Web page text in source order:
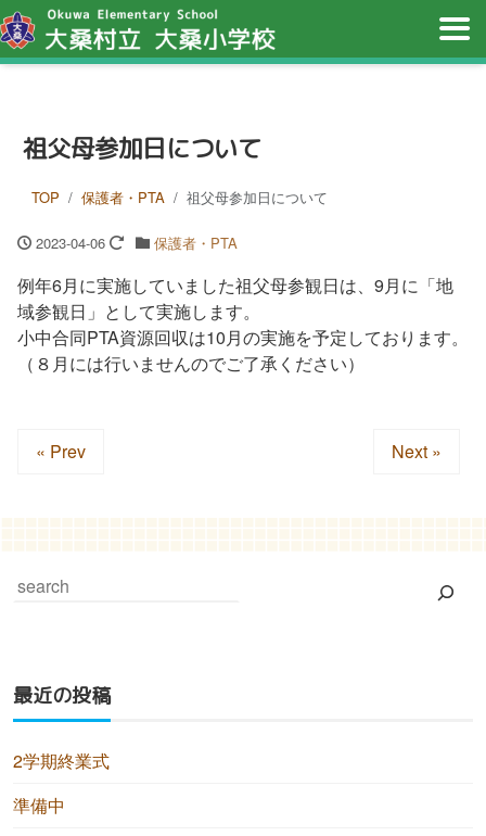
祖父母参加日について
TOP 保護者・PTA 祖父母参加日について
2023-04-06 保護者・PTA
例年6月に実施していました祖父母参観日は、9月に「地
域参観日」として実施します。
小中合同PTA資源回収は10月の実施を予定しております。
（８月には行いませんのでご了承ください）
« Prev Next »
最近の投稿
2学期終業式
準備中